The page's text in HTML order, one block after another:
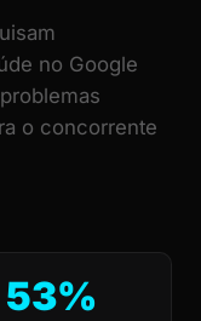
no Google
o concorrente
53%